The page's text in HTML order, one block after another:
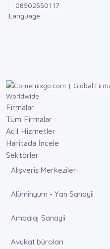
: 08502550117
Language
Firmalar
Tüm Firmalar
Acil Hizmetler
Haritada İncele
Sektörler
Alışveriş Merkezileri
Alüminyum - Yan Sanayii
Ambalaj Sanayii
Avukat büroları